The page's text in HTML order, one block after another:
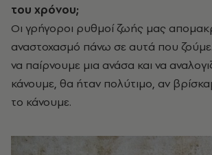
του χρόνου;
Οι γρήγοροι ρυθμοί ζωής μας
αναστοχασμό πάνω σε αυτά που
να παίρνουμε μια ανάσα και να
κάνουμε, θα ήταν πολύτιμο, αν
το κάνουμε.